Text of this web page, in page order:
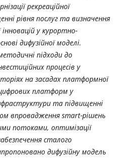
рекреаційної
рівня послуг та визначення
у курортно-
дифузійної моделі.
підходи до
процесів у
на засадах платформної
платформ у
та підвищенні
впровадження smart-рішень
потоками, оптимізації
сталого
дифузійну модель